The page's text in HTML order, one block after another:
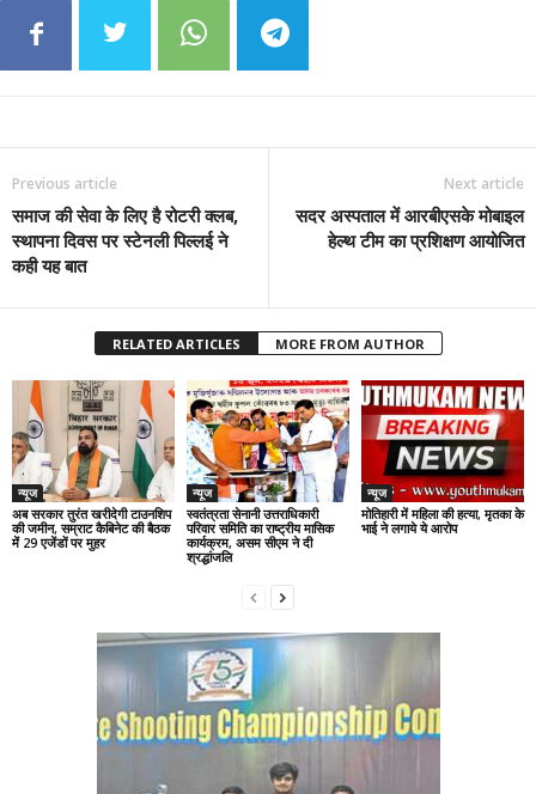
Previous article
समाज की सेवा के लिए है रोटरी क्लब,
स्थापना दिवस पर स्टेनली पिल्लई ने
कही यह बात
Next article
सदर अस्पताल में आरबीएसके मोबाइल
हेल्थ टीम का प्रशिक्षण आयोजित
RELATED ARTICLES MORE FROM AUTHOR
न्यूज
अब सरकार तुरंत खरीदेगी टाउनशिप
की जमीन, सम्राट कैबिनेट की बैठक
में 29 एजेंडों पर मुहर
न्यूज
स्वतंत्रता सेनानी उत्तराधिकारी
परिवार समिति का राष्ट्रीय मासिक
कार्यक्रम, असम सीएम ने दी
श्रद्धांजलि
न्यूज
मोतिहारी में महिला की हत्या, मृतका के
भाई ने लगाये ये आरोप